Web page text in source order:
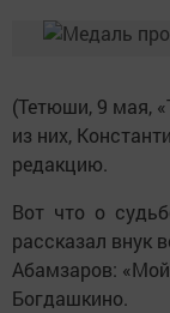
(Тетюши, 9 мая,
из них,
редакцию.
Вот что о
рассказал внук
Абамзаров:
Богдашкино.